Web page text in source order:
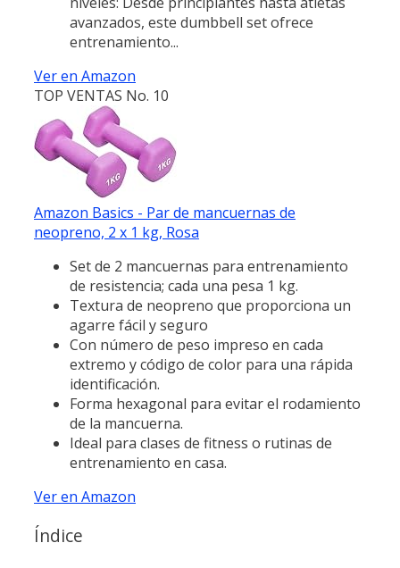
avanzados, este dumbbell set ofrece
entrenamiento...
Ver en Amazon
TOP VENTAS No. 10
Amazon Basics - Par de mancuernas de
neopreno, 2 x 1 kg, Rosa
Set de 2 mancuernas para entrenamiento
de resistencia; cada una pesa 1 kg.
Textura de neopreno que proporciona un
agarre fácil y seguro
Con número de peso impreso en cada
extremo y código de color para una rápida
identificación.
Forma hexagonal para evitar el rodamiento
de la mancuerna.
Ideal para clases de fitness o rutinas de
entrenamiento en casa.
Ver en Amazon
Índice